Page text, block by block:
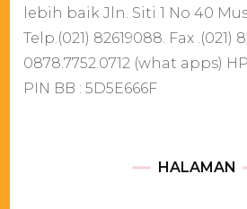
lebih baik Jln. Siti 1 No 40
Telp.(021) 82619088. Fax .(021)
0878.7752.0712 (what apps)
PIN BB : 5D5E666F
HALAMAN